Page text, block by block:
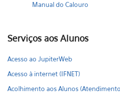
Manual do Calouro
Serviços aos Alunos
Acesso ao JupiterWeb
Acesso à internet (IFNET)
Acolhimento aos Alunos